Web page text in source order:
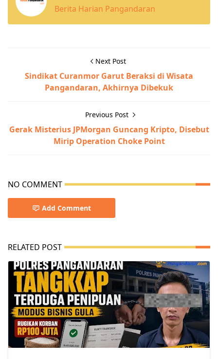
Berita Harian Pangandaran
Next Post
Sindikat Curanmor Garut Beraksi di Wisata
Pangandaran, Akhirnya Dibekuk
Previous Post
Gerak Misterius JPMorgan Guncang Kripto, Disebut
Mirip Operation Choke Point
NO COMMENT
Add Comment
RELATED POST